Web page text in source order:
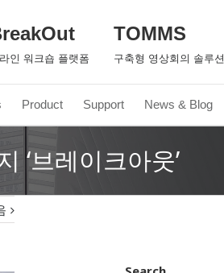
인 워크숍 플랫폼
TOMMS
구축형 영상회의 솔루션
Product Support News & Blog
‘브레이크아웃’